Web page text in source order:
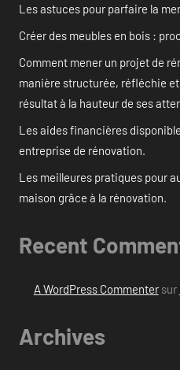
Les astuces pour parfaire la
Créer des meubles en bois :
Comment mener un projet de
manière structurée, réfléchie
résultat à la hauteur de ses
Les aides financières
entreprise de rénovation.
Les meilleures pratiques pour
maison grâce à la rénovation.
Recent
A WordPress Commentersur
Archives